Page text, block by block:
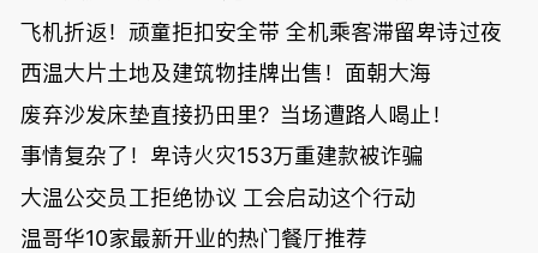
飞机折返！顽童拒扣安全带 全机乘客滞留卑诗过夜
西温大片土地及建筑物挂牌出售！面朝大海
废弃沙发床垫直接扔田里？当场遭路人喝止！
事情复杂了！卑诗火灾153万重建款被诈骗
大温公交员工拒绝协议 工会启动这个行动
温哥华10家最新开业的热门餐厅推荐